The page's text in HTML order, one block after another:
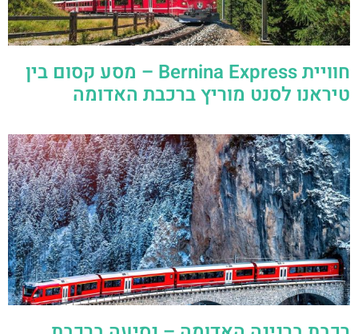
חוויית Bernina Express – מסע קסום בין
טיראנו לסנט מוריץ ברכבת האדומה